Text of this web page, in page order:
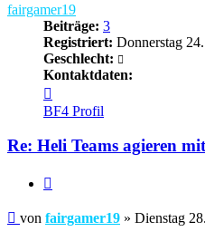
fairgamer19
Beiträge: 3
Registriert: Donnerstag
Geschlecht:
Kontaktdaten:
von
fairgamer19
BF4 Profil
Re: Heli Teams agieren
Beitrag
von fairgamer19 » Dienstag